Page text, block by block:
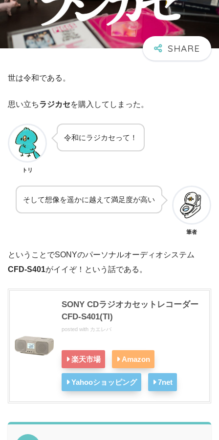
世は令和である。
思い立ちラジカセを購入してしまった。
トリ
令和にラジカセって！
そして想像を遥かに越えて満足度が高い
筆者
ということでSONYのパーソナルオーディオシステム
CFD-S401がイイぞ！という話である。
SONY CDラジオカセットレコーダー
CFD-S401(TI)
posted with カエレバ
楽天市場 Amazon
Yahooショッピング 7net